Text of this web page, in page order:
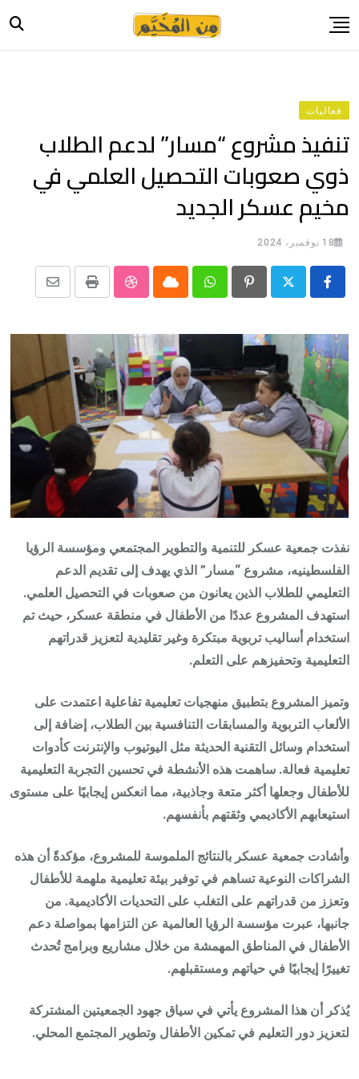
to
حياة
صورة وحكاية
قصة وسيرة
فيديو
المدونة
بيانات
فعاليات
تنفيذ مشروع “مسار” لدعم الطلاب
ذوي صعوبات التحصيل العلمي في
مخيم عسكر الجديد
18 نوفمبر، 2024
Pinterest
Whatsapp
Cloud
StumbleUpon
Print
Share
Email
نفذت جمعية عسكر للتنمية والتطوير المجتمعي ومؤسسة الرؤيا
الفلسطينيه، مشروع “مسار” الذي يهدف إلى تقديم الدعم
التعليمي للطلاب الذين يعانون من صعوبات في التحصيل العلمي.
استهدف المشروع عددًا من الأطفال في منطقة عسكر، حيث تم
استخدام أساليب تربوية مبتكرة وغير تقليدية لتعزيز قدراتهم
التعليمية وتحفيزهم على التعلم.
وتميز المشروع بتطبيق منهجيات تعليمية تفاعلية اعتمدت على
الألعاب التربوية والمسابقات التنافسية بين الطلاب، إضافة إلى
استخدام وسائل التقنية الحديثة مثل اليوتيوب والإنترنت كأدوات
تعليمية فعالة. ساهمت هذه الأنشطة في تحسين التجربة التعليمية
للأطفال وجعلها أكثر متعة وجاذبية، مما انعكس إيجابيًا على مستوى
استيعابهم الأكاديمي وثقتهم بأنفسهم.
وأشادت جمعية عسكر بالنتائج الملموسة للمشروع، مؤكدةً أن هذه
الشراكات النوعية تساهم في توفير بيئة تعليمية ملهمة للأطفال
وتعزز من قدراتهم على التغلب على التحديات الأكاديمية. من
جانبها، عبرت مؤسسة الرؤيا العالمية عن التزامها بمواصلة دعم
الأطفال في المناطق المهمشة من خلال مشاريع وبرامج تُحدث
تغييرًا إيجابيًا في حياتهم ومستقبلهم.
يُذكر أن هذا المشروع يأتي في سياق جهود الجمعيتين المشتركة
لتعزيز دور التعليم في تمكين الأطفال وتطوير المجتمع المحلي.